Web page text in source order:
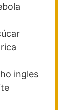
ingles